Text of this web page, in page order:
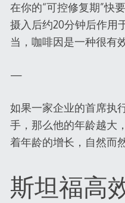
在你的“可控修复期”快
摄入后约20分钟后作用
当，咖啡因是一种很有
—
如果一家企业的首席执
手，那么他的年龄越大
着年龄的增长，自然而
斯坦福高